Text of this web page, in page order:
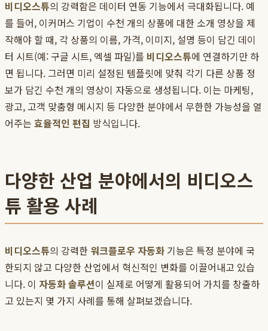
비디오스튜의 강력함은 데이터 연동 기능에서 극대화됩니다. 예
를 들어, 이커머스 기업이 수천 개의 상품에 대한 소개 영상을 제
작해야 할 때, 각 상품의 이름, 가격, 이미지, 설명 등이 담긴 데이
터 시트(예: 구글 시트, 엑셀 파일)를 비디오스튜에 연결하기만 하
면 됩니다. 그러면 미리 설정된 템플릿에 맞춰 각기 다른 상품 정
보가 담긴 수천 개의 영상이 자동으로 생성됩니다. 이는 마케팅,
광고, 고객 맞춤형 메시지 등 다양한 분야에서 무한한 가능성을 열
어주는 효율적인 편집 방식입니다.
다양한 산업 분야에서의 비디오스
튜 활용 사례
비디오스튜의 강력한 워크플로우 자동화 기능은 특정 분야에 국
한되지 않고 다양한 산업에서 혁신적인 변화를 이끌어내고 있습
니다. 이 자동화 솔루션이 실제로 어떻게 활용되어 가치를 창출하
고 있는지 몇 가지 사례를 통해 살펴보겠습니다.